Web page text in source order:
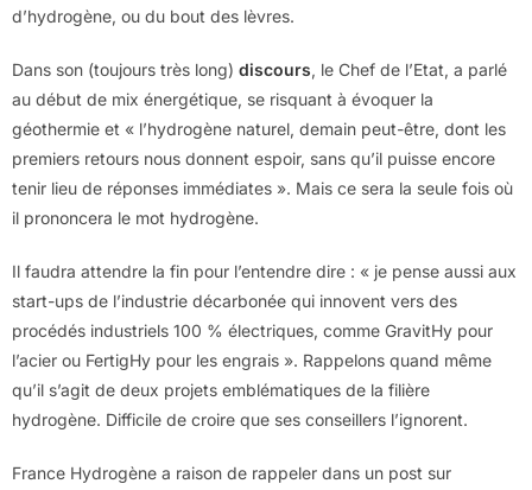
d’hydrogène, ou du bout des lèvres.
Dans son (toujours très long) discours, le Chef de l’Etat, a parlé
au début de mix énergétique, se risquant à évoquer la
géothermie et « l’hydrogène naturel, demain peut-être, dont les
premiers retours nous donnent espoir, sans qu’il puisse encore
tenir lieu de réponses immédiates ». Mais ce sera la seule fois où
il prononcera le mot hydrogène.
Il faudra attendre la fin pour l’entendre dire : « je pense aussi aux
start-ups de l’industrie décarbonée qui innovent vers des
procédés industriels 100 % électriques, comme GravitHy pour
l’acier ou FertigHy pour les engrais ». Rappelons quand même
qu’il s’agit de deux projets emblématiques de la filière
hydrogène. Difficile de croire que ses conseillers l’ignorent.
France Hydrogène a raison de rappeler dans un post sur